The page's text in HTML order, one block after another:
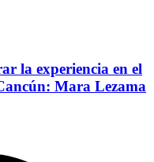
la experiencia en el
Mara Lezama